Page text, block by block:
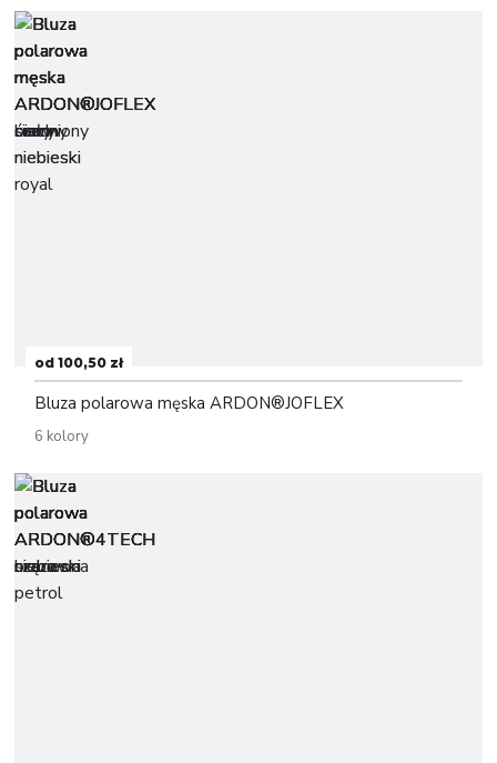
od 100,50 zł
Bluza polarowa męska ARDON®JOFLEX
6 kolory